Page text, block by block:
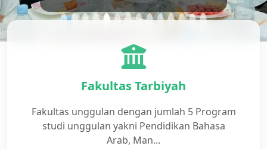
Fakultas Tarbiyah
Fakultas unggulan dengan jumlah 5 Program
studi unggulan yakni Pendidikan Bahasa
Arab, Man...